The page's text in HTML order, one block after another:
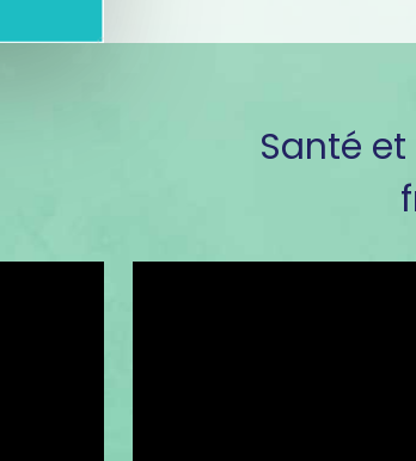
Santé